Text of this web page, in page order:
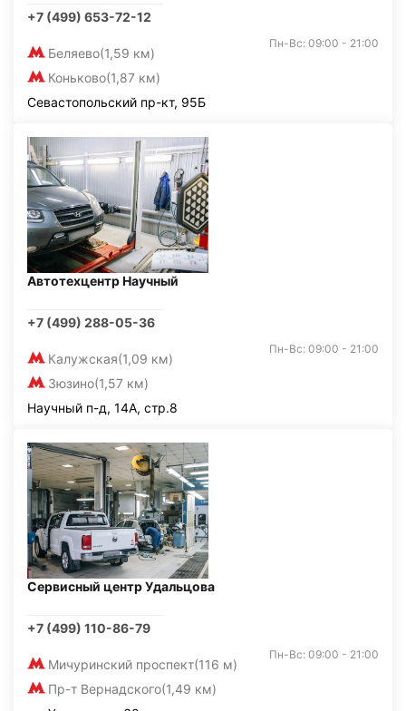
+7 (499) 653-72-12
Беляево(1,59 км)
Коньково(1,87 км)
Пн-Вс: 09:00 - 21:00
Севастопольский пр-кт, 95Б
Автотехцентр Научный
+7 (499) 288-05-36
Калужская(1,09 км)
Зюзино(1,57 км)
Пн-Вс: 09:00 - 21:00
Научный п-д, 14А, стр.8
Сервисный центр Удальцова
+7 (499) 110-86-79
Мичуринский проспект(116 м)
Пр-т Вернадского(1,49 км)
Пн-Вс: 09:00 - 21:00